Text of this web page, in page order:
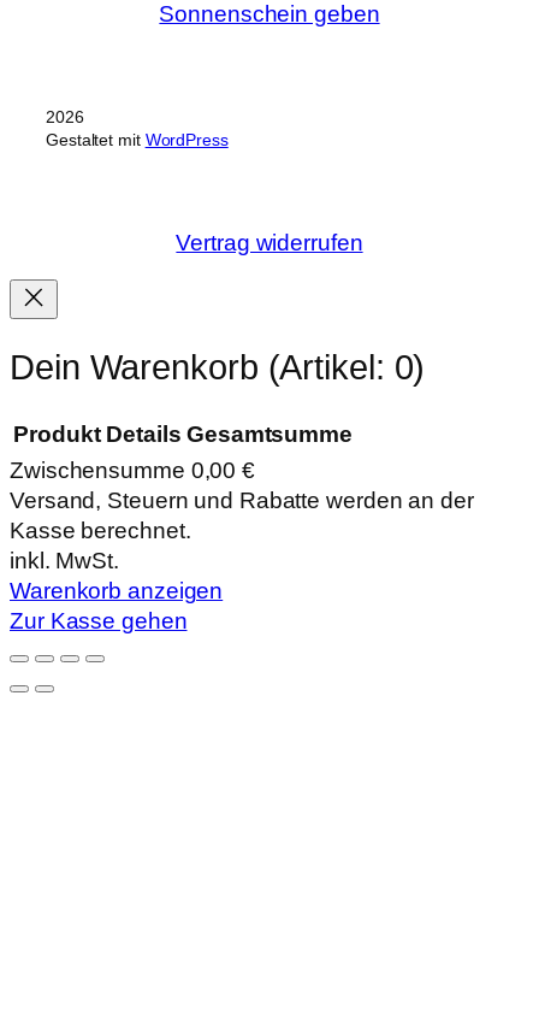
Sonnenschein geben
2026
Gestaltet mit WordPress
Vertrag widerrufen
Dein Warenkorb (Artikel: 0)
Produkte
im
Warenkorb
Produkt Details Gesamtsumme
Zwischensumme 0,00 €
Versand, Steuern und Rabatte werden an der
Kasse berechnet.
inkl. MwSt.
Warenkorb anzeigen
Zur Kasse gehen